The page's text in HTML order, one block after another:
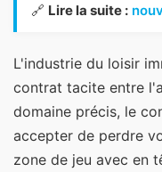
🔗 Lire la suite :
L'industrie du loisir
contrat tacite entre
domaine précis, le
accepter de perdre
zone de jeu avec en